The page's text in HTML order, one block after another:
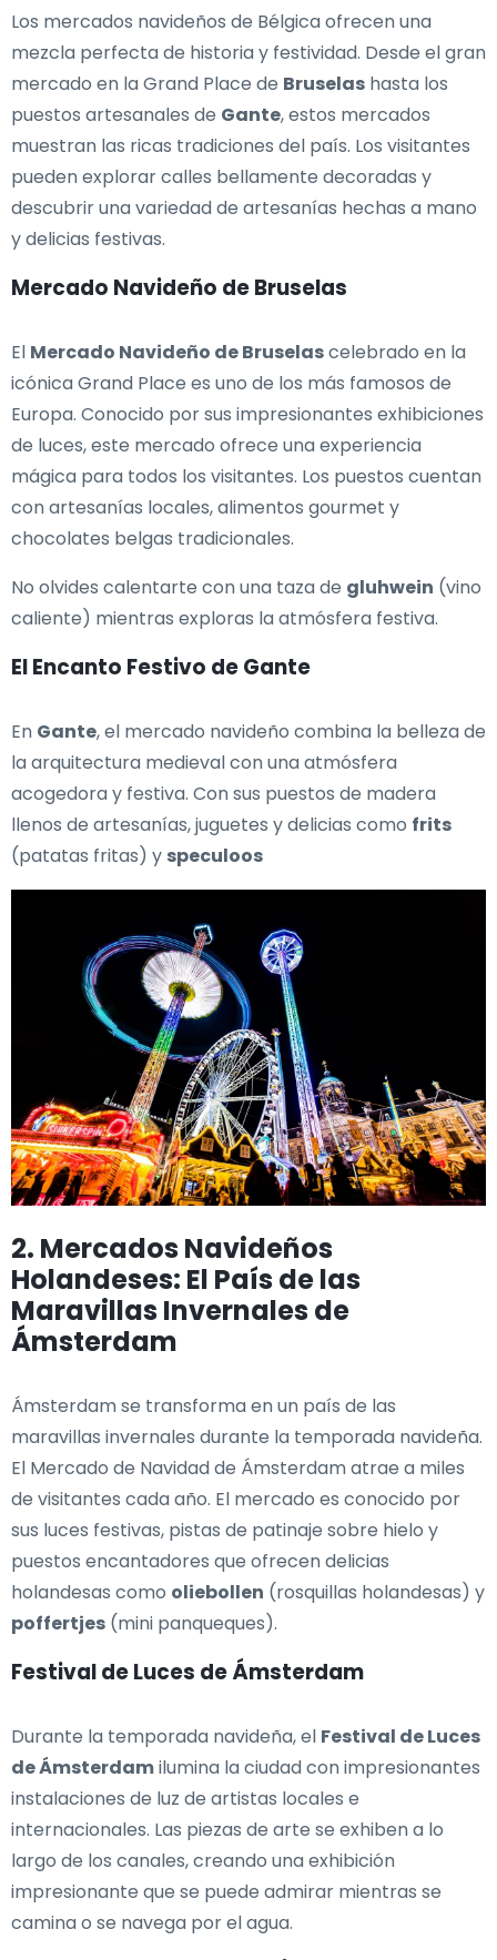
Los mercados navideños de Bélgica ofrecen una
mezcla perfecta de historia y festividad. Desde el gran
mercado en la Grand Place de Bruselas hasta los
puestos artesanales de Gante, estos mercados
muestran las ricas tradiciones del país. Los visitantes
pueden explorar calles bellamente decoradas y
descubrir una variedad de artesanías hechas a mano
y delicias festivas.
Mercado Navideño de Bruselas
El Mercado Navideño de Bruselascelebrado en la
icónica Grand Place es uno de los más famosos de
Europa. Conocido por sus impresionantes exhibiciones
de luces, este mercado ofrece una experiencia
mágica para todos los visitantes. Los puestos cuentan
con artesanías locales, alimentos gourmet y
chocolates belgas tradicionales.
No olvides calentarte con una taza de gluhwein (vino
caliente) mientras exploras la atmósfera festiva.
El Encanto Festivo de Gante
En Gante, el mercado navideño combina la belleza de
la arquitectura medieval con una atmósfera
acogedora y festiva. Con sus puestos de madera
llenos de artesanías, juguetes y delicias como frits
(patatas fritas) y speculoos
2. Mercados Navideños
Holandeses: El País de las
Maravillas Invernales de
Ámsterdam
Ámsterdam se transforma en un país de las
maravillas invernales durante la temporada navideña.
El Mercado de Navidad de Ámsterdam atrae a miles
de visitantes cada año. El mercado es conocido por
sus luces festivas, pistas de patinaje sobre hielo y
puestos encantadores que ofrecen delicias
holandesas como oliebollen (rosquillas holandesas) y
poffertjes (mini panqueques).
Festival de Luces de Ámsterdam
Durante la temporada navideña, el Festival de Luces
de Ámsterdamilumina la ciudad con impresionantes
instalaciones de luz de artistas locales e
internacionales. Las piezas de arte se exhiben a lo
largo de los canales, creando una exhibición
impresionante que se puede admirar mientras se
camina o se navega por el agua.